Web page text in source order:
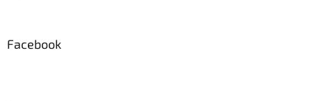
Facebook